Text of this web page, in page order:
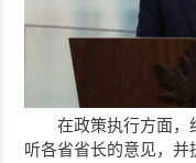
在政策执行方面，
听各省省长的意见，并